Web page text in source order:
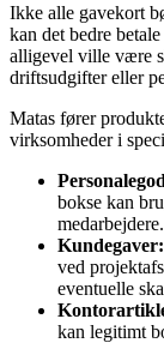
Ikke alle gavekort
kan det bedre
alligevel ville være
driftsudgifter eller
Matas fører
virksomheder i
bokse kan
medarbejdere.
Kundegaver:
ved
eventuelle
kan legitimt